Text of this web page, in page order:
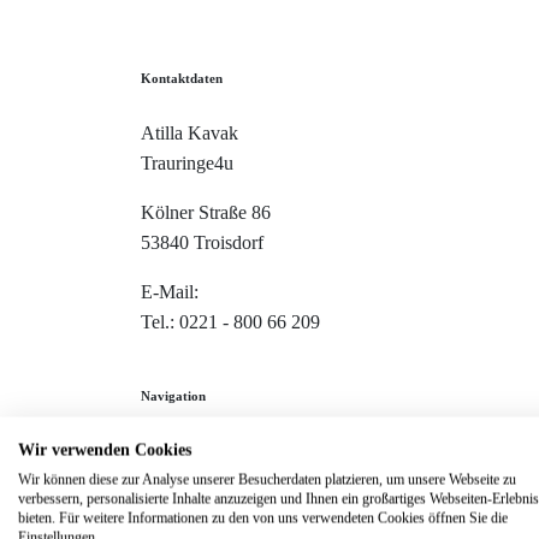
Kontaktdaten
Atilla Kavak
Trauringe4u
Kölner Straße 86
53840 Troisdorf
E-Mail:
Tel.: 0221 - 800 66 209
Navigation
Home
Trauringe
Wir verwenden Cookies
Wir können diese zur Analyse unserer Besucherdaten platzieren, um unsere Webseite zu
verbessern, personalisierte Inhalte anzuzeigen und Ihnen ein großartiges Webseiten-
bieten. Für weitere Informationen zu den von uns verwendeten Cookies öffnen Sie die